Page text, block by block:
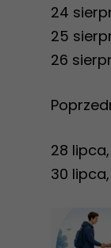
24
25
26
28 lipca,
30 lipca,